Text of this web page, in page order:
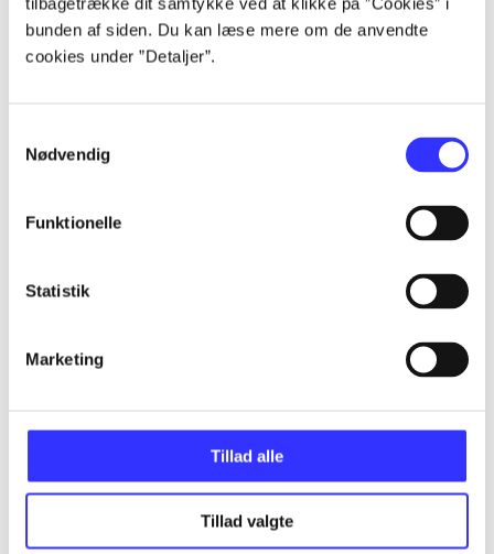
bunden af siden. Du kan læse mere om de anvendte
cookies under ”Detaljer”.
Nødvendig
Funktionelle
Statistik
Marketing
Tillad alle
Tillad valgte
Artikler
Alle registrerede artikler fordelt på udgivelser